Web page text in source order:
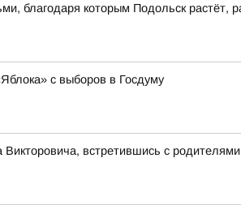
благодаря которым Подольск растёт,
с выборов в Госдуму
встретившись с